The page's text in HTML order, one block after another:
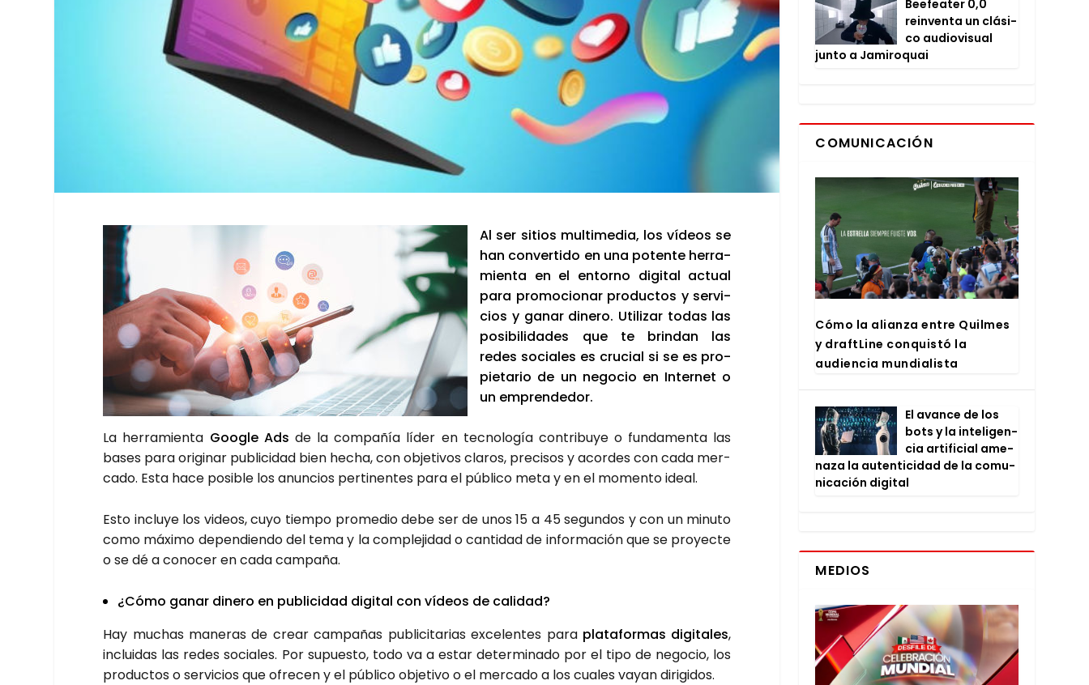
Al ser sitios mul­ti­me­dia, los vídeos se
han con­ver­ti­do en una poten­te herra­
mien­ta en el entorno digi­tal actual
para pro­mo­cio­nar pro­duc­tos y ser­vi­
cios y ganar dine­ro. Uti­li­zar todas las
posi­bi­li­da­des que te brin­dan las
redes socia­les es cru­cial si se es pro­
pie­ta­rio de un nego­cio en Inter­net o
un empren­de­dor.
La herra­mien­ta Goo­gle Ads de la com­pa­ñía líder en tec­no­lo­gía con­tri­bu­ye o fun­da­men­ta las
bases para ori­gi­nar publi­ci­dad bien hecha, con obje­ti­vos cla­ros, pre­ci­sos y acor­des con cada mer­
ca­do. Esta hace posi­ble los anun­cios per­ti­nen­tes para el públi­co meta y en el momen­to ideal.
Esto inclu­ye los videos, cuyo tiem­po pro­me­dio debe ser de unos 15 a 45 segun­dos y con un minu­to
como máxi­mo depen­dien­do del tema y la com­ple­ji­dad o can­ti­dad de infor­ma­ción que se pro­yec­te
o se dé a cono­cer en cada cam­pa­ña.
¿Cómo ganar dine­ro en publi­ci­dad digi­tal con vídeos de cali­dad?
Hay muchas mane­ras de crear cam­pa­ñas publi­ci­ta­rias exce­len­tes para pla­ta­for­mas digi­ta­les,
inclui­das las redes socia­les. Por supues­to, todo va a estar deter­mi­na­do por el tipo de nego­cio, los
pro­duc­tos o ser­vi­cios que ofre­cen y el públi­co obje­ti­vo o el mer­ca­do a los cua­les vayan diri­gi­dos.
Bee­fea­ter 0,0
rein­ven­ta un clá­si­
co audio­vi­sual
jun­to a Jami­ro­quai
COMUNICACIÓN
Cómo la alian­za entre Quil­mes
y draftLi­ne con­quis­tó la
audien­cia mun­dia­lis­ta
El avan­ce de los
bots y la inte­li­gen­
cia arti­fi­cial ame­
na­za la auten­ti­ci­dad de la comu­
ni­ca­ción digi­tal
MEDIOS